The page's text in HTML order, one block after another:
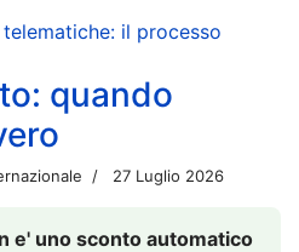
il processo
quando
27 Luglio 2026
e' uno sconto automatico